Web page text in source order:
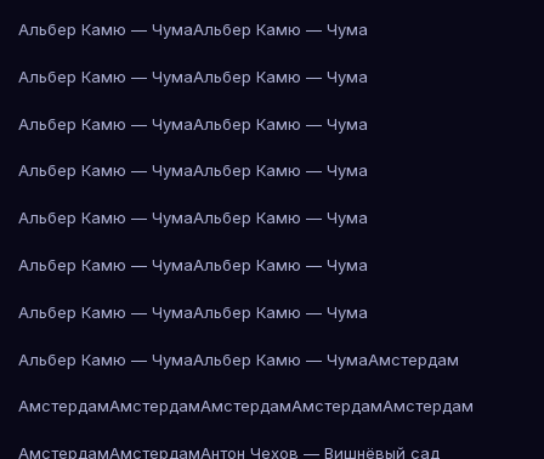
Альбер Камю — ЧумаАльбер Камю — Чума
Альбер Камю — ЧумаАльбер Камю — Чума
Альбер Камю — ЧумаАльбер Камю — Чума
Альбер Камю — ЧумаАльбер Камю — Чума
Альбер Камю — ЧумаАльбер Камю — Чума
Альбер Камю — ЧумаАльбер Камю — Чума
Альбер Камю — ЧумаАльбер Камю — Чума
Альбер Камю — ЧумаАльбер Камю — ЧумаАмстердам
АмстердамАмстердамАмстердамАмстердамАмстердам
АмстердамАмстердамАнтон Чехов — Вишнёвый сад